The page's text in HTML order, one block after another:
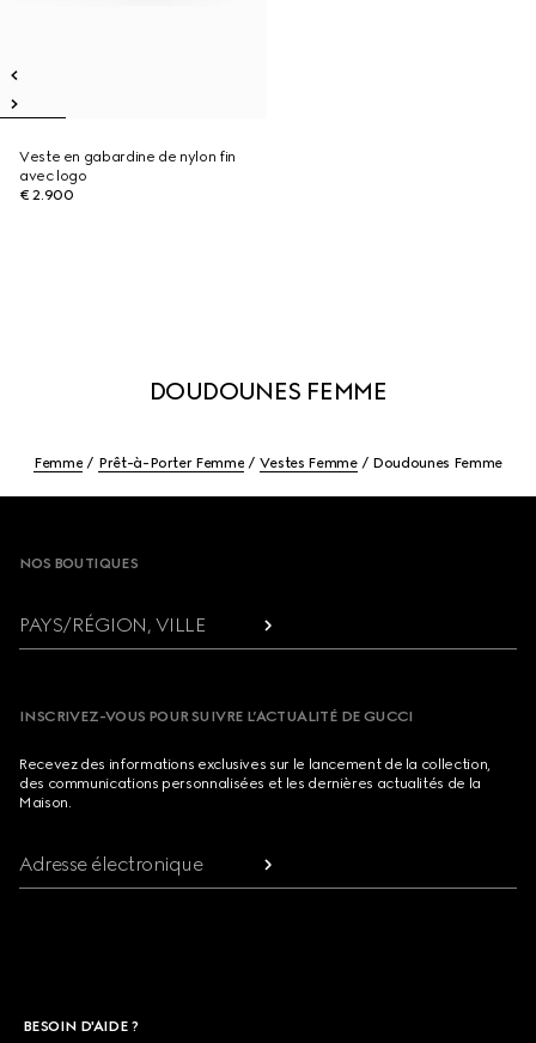
Veste en gabardine de nylon fin
avec logo
€ 2.900
DOUDOUNES FEMME
Femme Prêt-à-Porter Femme Vestes Femme Doudounes Femme
NOS BOUTIQUES
PAYS/RÉGION, VILLE
INSCRIVEZ-VOUS POUR SUIVRE L’ACTUALITÉ DE GUCCI
Recevez des informations exclusives sur le lancement de la collection,
des communications personnalisées et les dernières actualités de la
Maison.
Adresse électronique
BESOIN D'AIDE ?